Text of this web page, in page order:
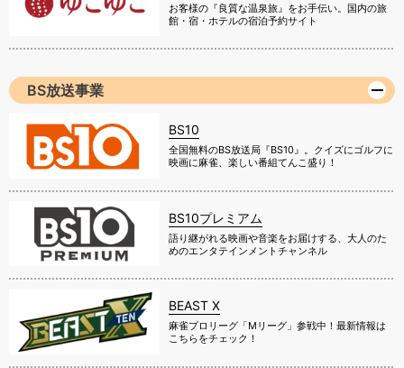
お客様の『良質な温泉旅』をお手伝い。国内の旅
館・宿・ホテルの宿泊予約サイト
BS放送事業
BS10
全国無料のBS放送局『BS10』。クイズにゴルフに
映画に麻雀、楽しい番組てんこ盛り！
BS10プレミアム
語り継がれる映画や音楽をお届けする、大人のた
めのエンタテインメントチャンネル
BEAST X
麻雀プロリーグ「Mリーグ」参戦中！最新情報は
こちらをチェック！